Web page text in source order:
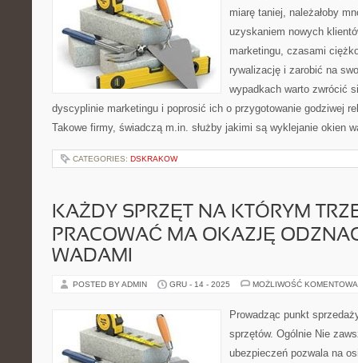
miarę taniej, należałoby
uzyskaniem nowych
marketingu, czasami
rywalizację i zarobić na
wypadkach warto zwrócić
dyscyplinie marketingu i poprosić ich o przygotowanie godziwej
Takowe firmy, świadczą m.in. służby jakimi są wyklejanie okien
CATEGORIES: DSKRAKOW
KAŻDY SPRZĘT NA KTÓRYM
PRACOWAĆ MA OKAZJĘ
WADAMI
POSTED BY ADMIN GRU - 14 - 2025 MOŻLIWOŚĆ
Prowadząc punkt
sprzętów. Ogólnie Nie
ubezpieczeń pozwala na